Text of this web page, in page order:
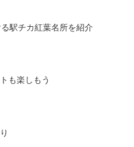
駅チカ紅葉名所を紹介
も楽しもう